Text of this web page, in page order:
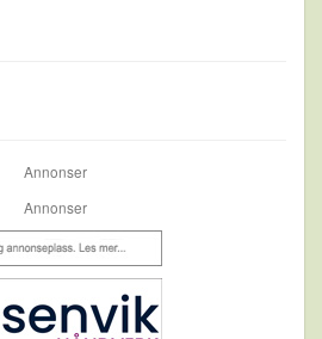
Annonser
Annonser